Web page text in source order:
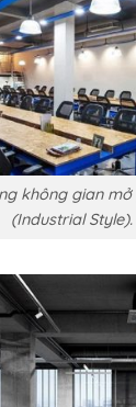
không gian
(Industrial